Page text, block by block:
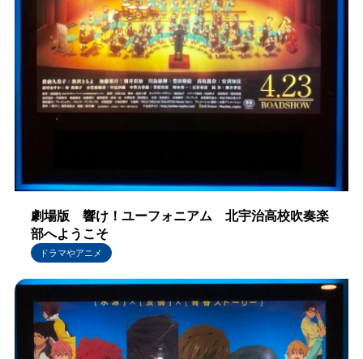
劇場版 響け！ユーフォニアム 北宇治高校吹奏楽
部へようこそ
ドラマやアニメ